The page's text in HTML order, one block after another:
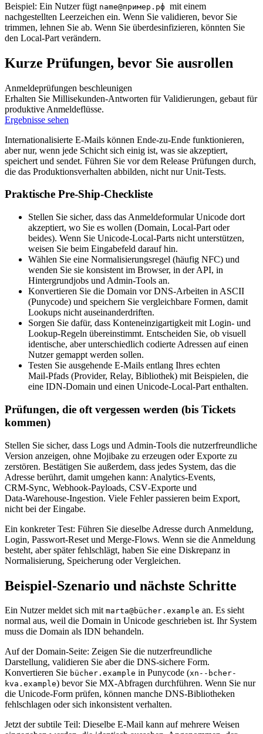
Beispiel: Ein Nutzer fügt name@пример.рф mit einem
nachgestellten Leerzeichen ein. Wenn Sie validieren, bevor Sie
trimmen, lehnen Sie ab. Wenn Sie überdesinfizieren, könnten Sie
den Local‑Part verändern.
Kurze Prüfungen, bevor Sie ausrollen
Anmeldeprüfungen beschleunigen
Erhalten Sie Millisekunden‑Antworten für Validierungen, gebaut für
produktive Anmeldeflüsse.
Ergebnisse sehen
Internationalisierte E‑Mails können Ende‑zu‑Ende funktionieren,
aber nur, wenn jede Schicht sich einig ist, was sie akzeptiert,
speichert und sendet. Führen Sie vor dem Release Prüfungen durch,
die das Produktionsverhalten abbilden, nicht nur Unit‑Tests.
Praktische Pre‑Ship‑Checkliste
Stellen Sie sicher, dass das Anmeldeformular Unicode dort
akzeptiert, wo Sie es wollen (Domain, Local‑Part oder
beides). Wenn Sie Unicode‑Local‑Parts nicht unterstützen,
weisen Sie beim Eingabefeld darauf hin.
Wählen Sie eine Normalisierungsregel (häufig NFC) und
wenden Sie sie konsistent im Browser, in der API, in
Hintergrundjobs und Admin‑Tools an.
Konvertieren Sie die Domain vor DNS‑Arbeiten in ASCII
(Punycode) und speichern Sie vergleichbare Formen, damit
Lookups nicht auseinanderdriften.
Sorgen Sie dafür, dass Konteneinzigartigkeit mit Login‑ und
Lookup‑Regeln übereinstimmt. Entscheiden Sie, ob visuell
identische, aber unterschiedlich codierte Adressen auf einen
Nutzer gemappt werden sollen.
Testen Sie ausgehende E‑Mails entlang Ihres echten
Mail‑Pfads (Provider, Relay, Bibliothek) mit Beispielen, die
eine IDN‑Domain und einen Unicode‑Local‑Part enthalten.
Prüfungen, die oft vergessen werden (bis Tickets
kommen)
Stellen Sie sicher, dass Logs und Admin‑Tools die nutzerfreundliche
Version anzeigen, ohne Mojibake zu erzeugen oder Exporte zu
zerstören. Bestätigen Sie außerdem, dass jedes System, das die
Adresse berührt, damit umgehen kann: Analytics‑Events,
CRM‑Sync, Webhook‑Payloads, CSV‑Exporte und
Data‑Warehouse‑Ingestion. Viele Fehler passieren beim Export,
nicht bei der Eingabe.
Ein konkreter Test: Führen Sie dieselbe Adresse durch Anmeldung,
Login, Passwort‑Reset und Merge‑Flows. Wenn sie die Anmeldung
besteht, aber später fehlschlägt, haben Sie eine Diskrepanz in
Normalisierung, Speicherung oder Vergleichen.
Beispiel‑Szenario und nächste Schritte
Ein Nutzer meldet sich mit marta@bücher.example an. Es sieht
normal aus, weil die Domain in Unicode geschrieben ist. Ihr System
muss die Domain als IDN behandeln.
Auf der Domain‑Seite: Zeigen Sie die nutzerfreundliche
Darstellung, validieren Sie aber die DNS‑sichere Form.
Konvertieren Sie bücher.example in Punycode (xn--bcher-
kva.example) bevor Sie MX‑Abfragen durchführen. Wenn Sie nur
die Unicode‑Form prüfen, können manche DNS‑Bibliotheken
fehlschlagen oder sich inkonsistent verhalten.
Jetzt der subtile Teil: Dieselbe E‑Mail kann auf mehrere Weisen